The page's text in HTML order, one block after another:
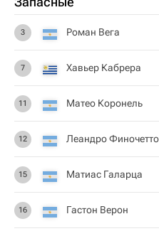
3 Роман Вега
7 Хавьер Кабрера
11 Матео Коронель
12 Леандро Финочетто
15 Матиас Галарца
16 Гастон Верон